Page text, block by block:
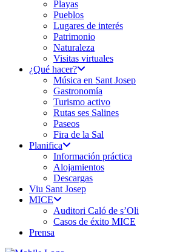
Playas
Pueblos
Lugares de interés
Patrimonio
Naturaleza
Visitas virtuales
¿Qué hacer?
Música en Sant Josep
Gastronomía
Turismo activo
Rutas ses Salines
Paseos
Fira de la Sal
Planifica
Información práctica
Alojamientos
Descargas
Viu Sant Josep
MICE
Auditori Caló de s’Oli
Casos de éxito MICE
Prensa